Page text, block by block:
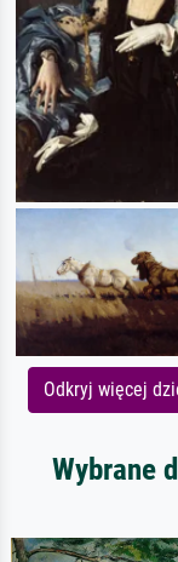
Odkryj więcej
Wybrane